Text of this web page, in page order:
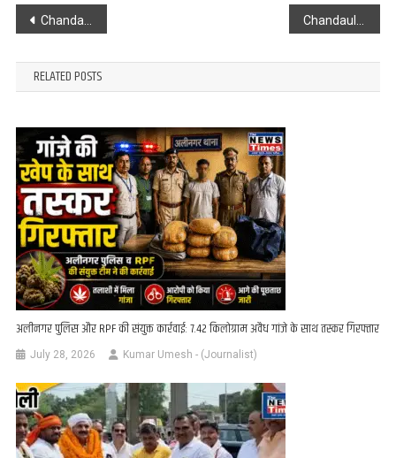
Post
navigation
Chandauli : मोबिल के ड्रम से बरामद हुआ कुछ ऐसा, पुलिस के उड़ गए होश, जाने क्या है मामला.
RELATED POSTS
अलीनगर पुलिस और RPF की संयुक्त कार्रवाई: 7.42 किलोग्राम अवैध गांजे के साथ तस्कर गिरफ्तार
July 28, 2026 Kumar Umesh - (Journalist)